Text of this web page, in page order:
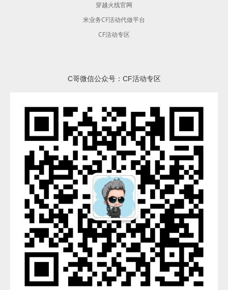
穿越火线官网
米业务CF活动代做平台
CF活动专区
C哥微信公众号：CF活动专区